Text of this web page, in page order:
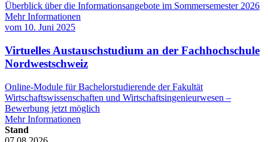
Überblick über die Informationsangebote im Sommersemester 2026
Mehr Informationen
vom 10. Juni 2025
Virtuelles Austauschstudium an der Fachhochschule
Nordwestschweiz
Online-Module für Bachelorstudierende der Fakultät
Wirtschaftswissenschaften und Wirtschaftsingenieurwesen –
Bewerbung jetzt möglich
Mehr Informationen
Stand